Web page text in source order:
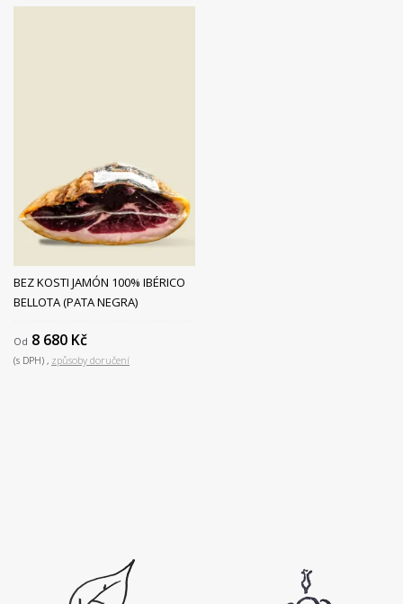
BEZ KOSTI JAMÓN 100% IBÉRICO
BELLOTA (PATA NEGRA)
Od 8 680 Kč
(s DPH) způsoby doručení